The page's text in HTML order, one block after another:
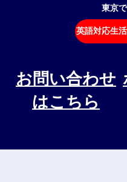
東京
英語対応生
お問い合わせ
はこちら